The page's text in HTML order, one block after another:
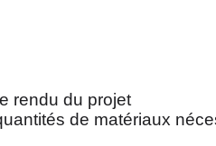
rendu du projet
de matériaux